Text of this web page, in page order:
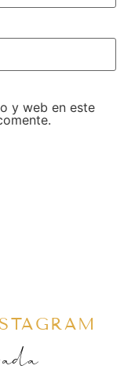
y web en este